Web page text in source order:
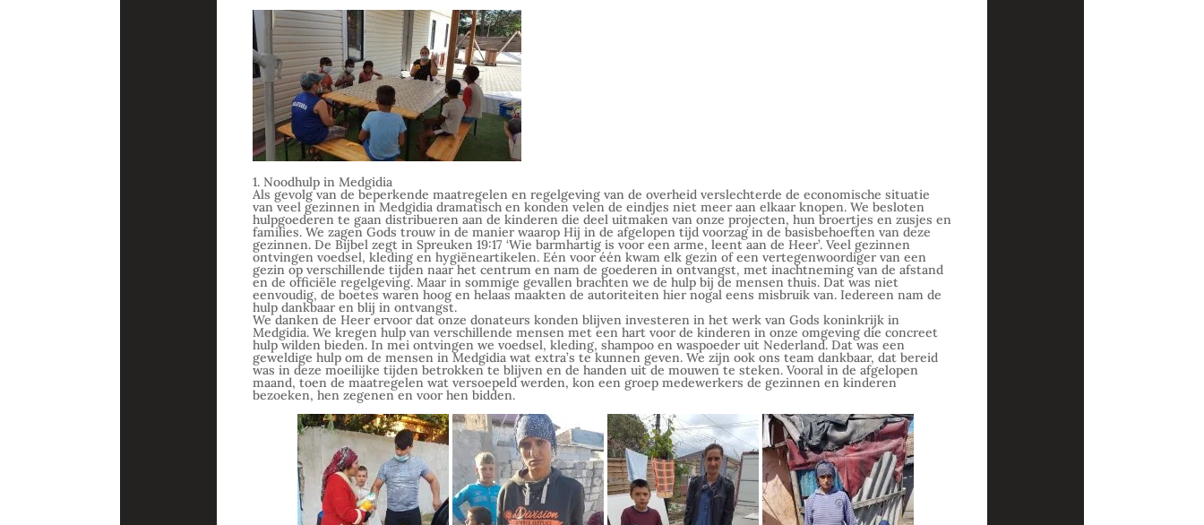
1. Noodhulp in Medgidia
Als gevolg van de beperkende maatregelen en regelgeving van de overheid verslechterde de economische situatie
van veel gezinnen in Medgidia dramatisch en konden velen de eindjes niet meer aan elkaar knopen. We besloten
hulpgoederen te gaan distribueren aan de kinderen die deel uitmaken van onze projecten, hun broertjes en zusjes en
families. We zagen Gods trouw in de manier waarop Hij in de afgelopen tijd voorzag in de basisbehoeften van deze
gezinnen. De Bijbel zegt in Spreuken 19:17 ‘Wie barmhartig is voor een arme, leent aan de Heer’. Veel gezinnen
ontvingen voedsel, kleding en hygiëneartikelen. Eén voor één kwam elk gezin of een vertegenwoordiger van een
gezin op verschillende tijden naar het centrum en nam de goederen in ontvangst, met inachtneming van de afstand
en de officiële regelgeving. Maar in sommige gevallen brachten we de hulp bij de mensen thuis. Dat was niet
eenvoudig, de boetes waren hoog en helaas maakten de autoriteiten hier nogal eens misbruik van. Iedereen nam de
hulp dankbaar en blij in ontvangst.
We danken de Heer ervoor dat onze donateurs konden blijven investeren in het werk van Gods koninkrijk in
Medgidia. We kregen hulp van verschillende mensen met een hart voor de kinderen in onze omgeving die concreet
hulp wilden bieden. In mei ontvingen we voedsel, kleding, shampoo en waspoeder uit Nederland. Dat was een
geweldige hulp om de mensen in Medgidia wat extra’s te kunnen geven. We zijn ook ons team dankbaar, dat bereid
was in deze moeilijke tijden betrokken te blijven en de handen uit de mouwen te steken. Vooral in de afgelopen
maand, toen de maatregelen wat versoepeld werden, kon een groep medewerkers de gezinnen en kinderen
bezoeken, hen zegenen en voor hen bidden.